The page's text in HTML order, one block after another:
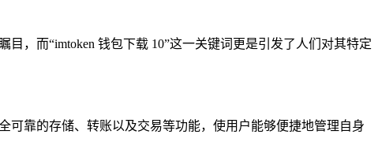
，而“imtoken 钱包下载 10”这一关键词更是引发了人们对其特定
可靠的存储、转账以及交易等功能，使用户能够便捷地管理自身